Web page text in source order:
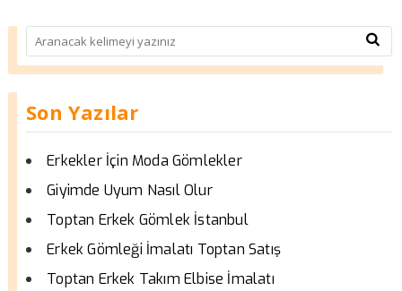
Son Yazılar
Erkekler İçin Moda Gömlekler
Giyimde Uyum Nasıl Olur
Toptan Erkek Gömlek İstanbul
Erkek Gömleği İmalatı Toptan Satış
Toptan Erkek Takım Elbise İmalatı